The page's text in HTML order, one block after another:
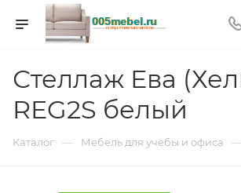
Стеллаж Ева
REG2S белый
Каталог — Мебель для учебы и офиса